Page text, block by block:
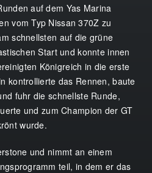
auf dem Yas Marina
vom Typ Nissan 370Z zu
schnellsten auf die grüne
Start und konnte innen
Königreich in die erste
kontrollierte das Rennen, baute
fuhr die schnellste Runde,
und zum Champion der GT
wurde.
und nimmt an einem
teil, in dem er das